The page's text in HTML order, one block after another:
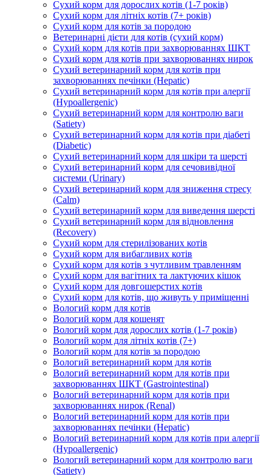
Сухий корм для дорослих котів (1-7 років)
Сухий корм для літніх котів (7+ років)
Сухий корм для котів за породою
Ветеринарні дієти для котів (сухий корм)
Сухий корм для котів при захворюваннях ШКТ
Сухий корм для котів при захворюваннях нирок
Сухий ветеринарний корм для котів при
захворюваннях печінки (Hepatic)
Сухий ветеринарний корм для котів при алергії
(Hypoallergenic)
Сухий ветеринарний корм для контролю ваги
(Satiety)
Сухий ветеринарний корм для котів при діабеті
(Diabetic)
Сухий ветеринарний корм для шкіри та шерсті
Сухий ветеринарний корм для сечовивідної
системи (Urinary)
Сухий ветеринарний корм для зниження стресу
(Calm)
Сухий ветеринарний корм для виведення шерсті
Сухий ветеринарний корм для відновлення
(Recovery)
Сухий корм для стерилізованих котів
Сухий корм для вибагливих котів
Сухий корм для котів з чутливим травленням
Сухий корм для вагітних та лактуючих кішок
Сухий корм для довгошерстих котів
Сухий корм для котів, що живуть у приміщенні
Вологий корм для котів
Вологий корм для кошенят
Вологий корм для дорослих котів (1-7 років)
Вологий корм для літніх котів (7+)
Вологий корм для котів за породою
Вологий ветеринарний корм для котів
Вологий ветеринарний корм для котів при
захворюваннях ШКТ (Gastrointestinal)
Вологий ветеринарний корм для котів при
захворюваннях нирок (Renal)
Вологий ветеринарний корм для котів при
захворюваннях печінки (Hepatic)
Вологий ветеринарний корм для котів при алергії
(Hypoallergenic)
Вологий ветеринарний корм для контролю ваги
(Satiety)